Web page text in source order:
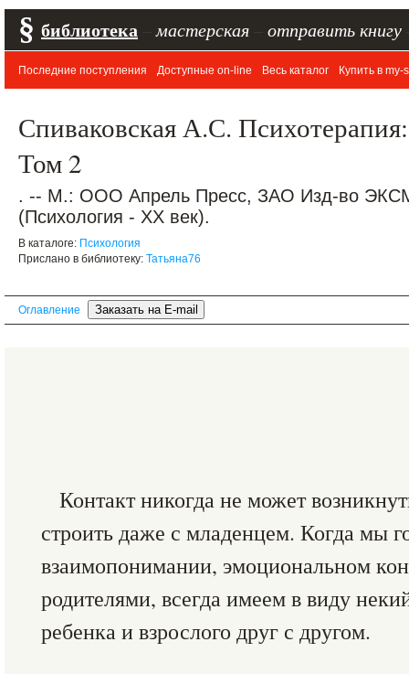
§ библиотека мастерская отправить книгу
Последние поступления Доступные on-line Весь каталог Купить в my-
Спиваковская А.С.
Том 2
. -- М.: ООО Апрель Пресс, ЗАО Изд-во
(Психология - XX век).
В каталоге: Психология
Прислано в библиотеку: Татьяна76
Оглавление
Контакт никогда не может
строить даже с младенцем. Когда мы
взаимопонимании, эмоциональном
родителями, всегда имеем в виду
ребенка и взрослого друг с другом.